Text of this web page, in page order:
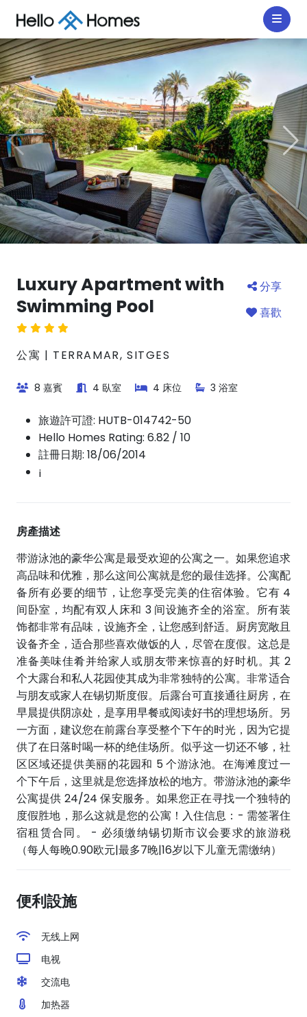
Luxury Apartment with
Swimming Pool
分享
喜歡
公寓 | TERRAMAR, SITGES
8 嘉賓 4 臥室 4 床位 3 浴室
旅遊許可證: HUTB-014742-50
Hello Homes Rating: 6.82 / 10
註冊日期: 18/06/2014
¡
房產描述
带游泳池的豪华公寓是最受欢迎的公寓之一。如果您追求
高品味和优雅，那么这间公寓就是您的最佳选择。公寓配
备所有必要的细节，让您享受完美的住宿体验。它有 4
间卧室，均配有双人床和 3 间设施齐全的浴室。所有装
饰都非常有品味，设施齐全，让您感到舒适。厨房宽敞且
设备齐全，适合那些喜欢做饭的人，尽管在度假。这总是
准备美味佳肴并给家人或朋友带来惊喜的好时机。其 2
个大露台和私人花园使其成为非常独特的公寓。非常适合
与朋友或家人在锡切斯度假。后露台可直接通往厨房，在
早晨提供阴凉处，是享用早餐或阅读好书的理想场所。另
一方面，建议您在前露台享受整个下午的时光，因为它提
供了在日落时喝一杯的绝佳场所。似乎这一切还不够，社
区区域还提供美丽的花园和 5 个游泳池。在海滩度过一
个下午后，这里就是您选择放松的地方。带游泳池的豪华
公寓提供 24/24 保安服务。如果您正在寻找一个独特的
度假胜地，那么这就是您的公寓！入住信息：- 需签署住
宿租赁合同。 - 必须缴纳锡切斯市议会要求的旅游税
（每人每晚0.90欧元|最多7晚|16岁以下儿童无需缴纳）
便利設施
无线上网
电视
交流电
加热器